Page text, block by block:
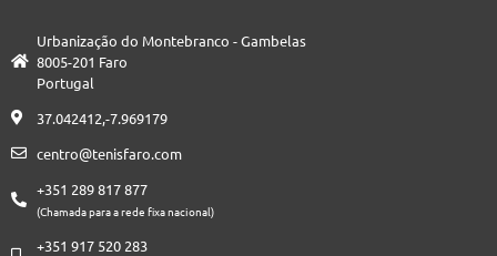
Urbanização do Montebranco - Gambelas
8005-201 Faro
Portugal
37.042412,-7.969179
centro@tenisfaro.com
+351 289 817 877
(Chamada para a rede fixa nacional)
+351 917 520 283